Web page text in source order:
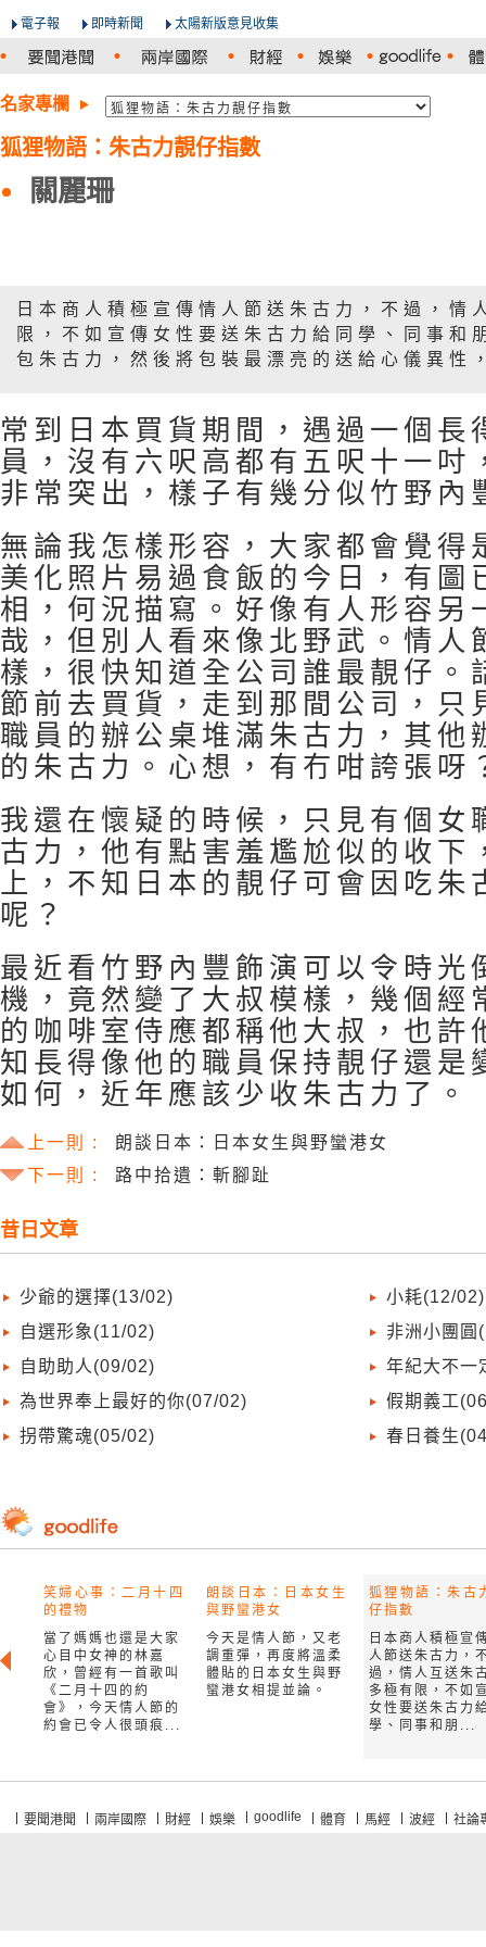
電子報 即時新聞 太陽新版意見收集
名家專欄
狐狸物語：朱古力靚仔指數
關麗珊
日本商人積極宣傳情人節送朱古力，不過，情
限，不如宣傳女性要送朱古力給同學、同事和
包朱古力，然後將包裝最漂亮的送給心儀異性
常到日本買貨期間，遇過一個長
員，沒有六呎高都有五呎十一吋
非常突出，樣子有幾分似竹野內
無論我怎樣形容，大家都會覺得
美化照片易過食飯的今日，有圖
相，何況描寫。好像有人形容另
哉，但別人看來像北野武。情人
樣，很快知道全公司誰最靚仔。
節前去買貨，走到那間公司，只
職員的辦公桌堆滿朱古力，其他
的朱古力。心想，有冇咁誇張呀
我還在懷疑的時候，只見有個女
古力，他有點害羞尷尬似的收下
上，不知日本的靚仔可會因吃朱
呢？
最近看竹野內豐飾演可以令時光
機，竟然變了大叔模樣，幾個經
的咖啡室侍應都稱他大叔，也許
知長得像他的職員保持靚仔還是
如何，近年應該少收朱古力了。
上一則 :
朗談日本：日本女生與野蠻港女
下一則 :
路中拾遺：斬腳趾
昔日文章
少爺的選擇(13/02)
自選形象(11/02)
自助助人(09/02)
為世界奉上最好的你(07/02)
拐帶驚魂(05/02)
小耗(12/02)
非洲小團圓
年紀大不一
假期義工
春日養生
笑婦心事：二月十四
的禮物
當了媽媽也還是大家
心目中女神的林嘉
欣，曾經有一首歌叫
《二月十四的約
會》，今天情人節的
約會已令人很頭痕...
朗談日本：日本女生
與野蠻港女
今天是情人節，又老
調重彈，再度將溫柔
體貼的日本女生與野
蠻港女相提並論。
狐狸物語：朱古
仔指數
日本商人積極宣
人節送朱古力，
過，情人互送朱
多極有限，不如
女性要送朱古力
學、同事和朋...
要聞港聞 兩岸國際 財經 娛樂 goodlife 體育 馬經 波經 社論